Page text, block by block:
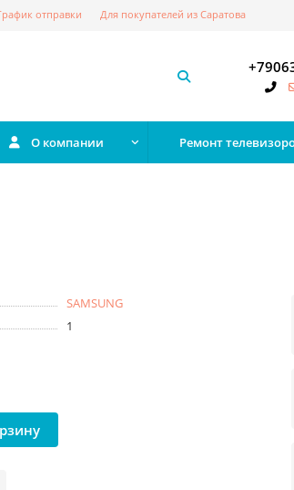
отправки Для покупателей из Саратова
О компании Ремонт
SAMSUNG
1